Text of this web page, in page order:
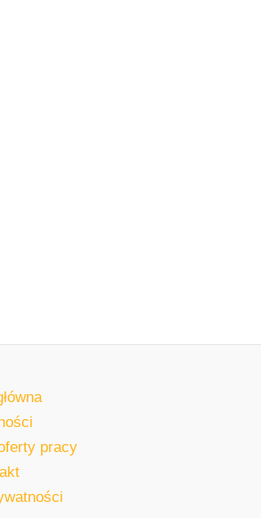
pracy